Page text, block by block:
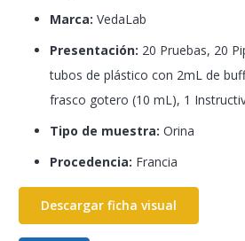
Marca: VedaLab
Presentación: 20 Pruebas, 20
tubos de plástico con 2mL de
frasco gotero (10 mL), 1
Tipo de muestra: Orina
Procedencia: Francia
Descargar ficha visual